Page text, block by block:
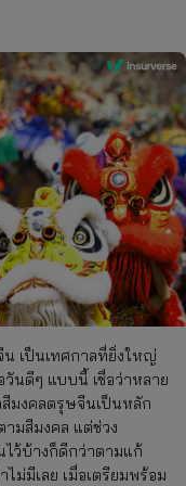
เป็นเทศกาลที่ยิ่งใหญ่
นดีๆ แบบนี้ เชื่อว่าหลาย
มงคลตรุษจีนเป็นหลัก
ามสีมงคล แต่ช่วง
ว้บ้างก็ดีกว่าตามแก้
ม่มีเลย เมื่อเตรียมพร้อม